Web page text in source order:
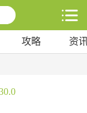
攻略 资